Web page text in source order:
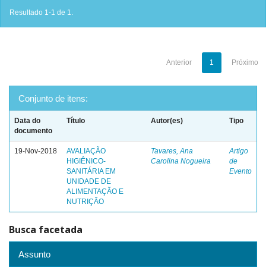
Resultado 1-1 de 1.
Anterior 1 Próximo
Conjunto de itens:
Data do
documento
Título Autor(es) Tipo
19-Nov-2018
AVALIAÇÃO
HIGIÊNICO-
SANITÁRIA EM
UNIDADE DE
ALIMENTAÇÃO E
NUTRIÇÃO
Tavares, Ana
Carolina Nogueira
Artigo
de
Evento
Busca facetada
Assunto